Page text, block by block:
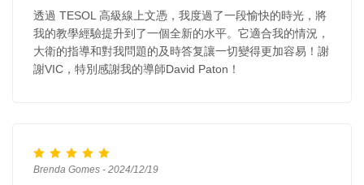
透過 TESOL 高級線上文憑，我度過了一段愉快的時光，將
我的教學經驗提升到了一個全新的水平。它適合我的情況，
大衛的指導和對我問題的及時答复讓一切變得更加容易！謝
謝VIC，特別感謝我的導師David Paton！
Brenda Gomes - 2024/12/19